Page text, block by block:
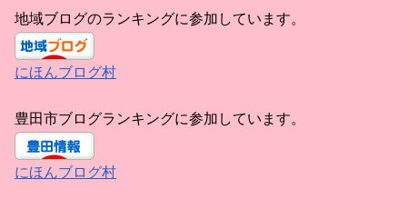
地域ブログのランキングに参加しています。
にほんブログ村
豊田市ブログランキングに参加しています。
にほんブログ村